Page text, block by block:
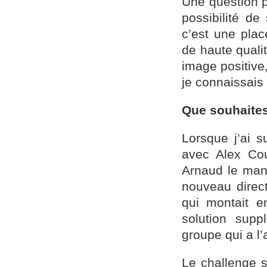
possibilité de
c’est une
de haute
image
je
Que
Lorsque j’ai
avec Alex
Arnaud le
nouveau
qui montait
solution
groupe qui a
Le challenge